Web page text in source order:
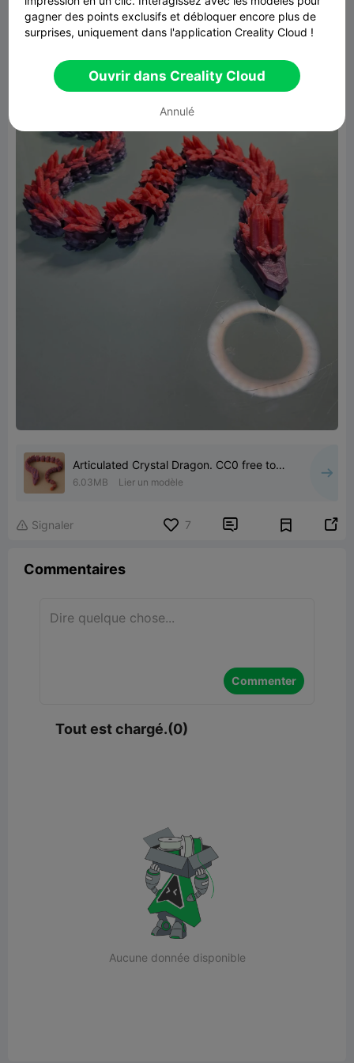
Articulated Crystal Dragon. CC0 free to
use!
6.03MB Lier un modèle
 Signaler 7  
Commentaires
Commenter
Tout est chargé.(0)
Aucune donnée disponible
gagner des points exclusifs et débloquer encore plus de
surprises, uniquement dans l'application Creality Cloud !
Ouvrir dans Creality Cloud
Annulé